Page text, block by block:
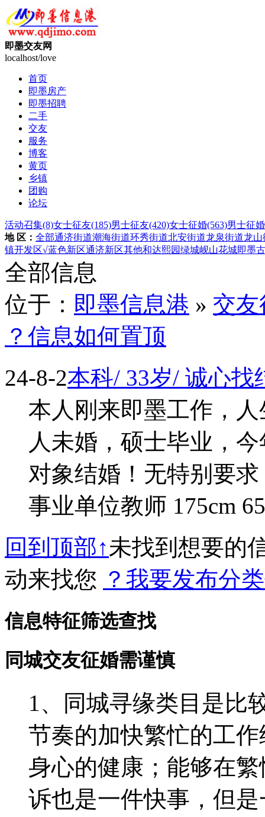
即墨交友网
localhost/love
首页
即墨房产
即墨招聘
二手
交友
服务
博客
黄页
乡镇
团购
论坛
活动召集(8)女士征友(185)男士征友(420)女士征婚(563)男士征婚
地 区： 全部通济街道潮海街道环秀街道北安街道龙泉街道龙山
镇开发区√蓝色新区通济新区其他和达熙园绿城岘山花城即墨
全部信息
位于： 即墨信息港 » 交
？信息如何置顶
24-8-2本科/ 33岁/ 诚心找
本人刚来即墨工作，
人未婚，硕士毕业，
对象结婚！无特别要
事业单位教师 175cm
回到顶部↑未找到想要的
动来找您 ？我要发布分
信息特征筛选查找
同城交友征婚需谨慎
1、同城寻缘类目是比
节奏的加快繁忙的工
身心的健康；能够在
诉也是一件快事，但